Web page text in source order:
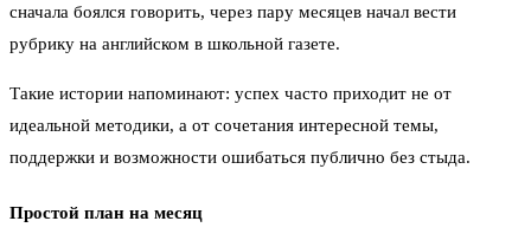
сначала боялся говорить, через пару месяцев начал вести
рубрику на английском в школьной газете.
Такие истории напоминают: успех часто приходит не от
идеальной методики, а от сочетания интересной темы,
поддержки и возможности ошибаться публично без стыда.
Простой план на месяц